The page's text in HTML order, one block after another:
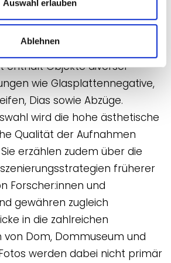
Auswahl erlauben
Ablehnen
Kirchen – prominente Vertreter
Vor- und Nachkriegszustand.
enthält Objekte diverser
wie Glasplattennegative,
Dias sowie Abzüge.
wird die hohe ästhetische
Qualität der Aufnahmen
erzählen zudem über die
früherer
Forscher:innen und
gewähren zugleich
in die zahlreichen
Dom, Dommuseum und
werden dabei nicht primär